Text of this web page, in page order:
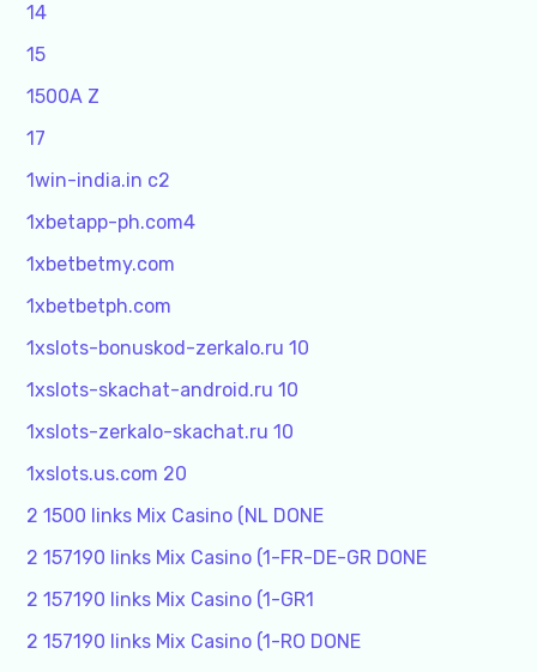
14
15
1500A Z
17
1win-india.in c2
1xbetapp-ph.com4
1xbetbetmy.com
1xbetbetph.com
1xslots-bonuskod-zerkalo.ru 10
1xslots-skachat-android.ru 10
1xslots-zerkalo-skachat.ru 10
1xslots.us.com 20
2 1500 links Mix Casino (NL DONE
2 157190 links Mix Casino (1-FR-DE-GR DONE
2 157190 links Mix Casino (1-GR1
2 157190 links Mix Casino (1-RO DONE